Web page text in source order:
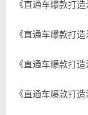
《直通车爆款打
《直通车爆款打
《直通车爆款打
《直通车爆款打